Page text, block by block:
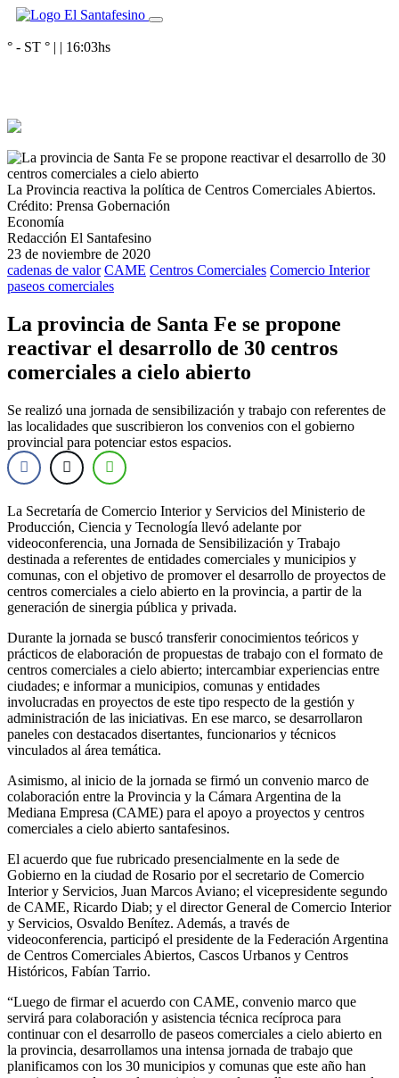
° - ST ° | | 16:03hs
La Provincia reactiva la política de Centros Comerciales Abiertos.
Crédito: Prensa Gobernación
Economía
Redacción El Santafesino
23 de noviembre de 2020
cadenas de valor CAME Centros Comerciales Comercio Interior
paseos comerciales
La provincia de Santa Fe se propone
reactivar el desarrollo de 30 centros
comerciales a cielo abierto
Se realizó una jornada de sensibilización y trabajo con referentes de
las localidades que suscribieron los convenios con el gobierno
provincial para potenciar estos espacios.
La Secretaría de Comercio Interior y Servicios del Ministerio de
Producción, Ciencia y Tecnología llevó adelante por
videoconferencia, una Jornada de Sensibilización y Trabajo
destinada a referentes de entidades comerciales y municipios y
comunas, con el objetivo de promover el desarrollo de proyectos de
centros comerciales a cielo abierto en la provincia, a partir de la
generación de sinergia pública y privada.
Durante la jornada se buscó transferir conocimientos teóricos y
prácticos de elaboración de propuestas de trabajo con el formato de
centros comerciales a cielo abierto; intercambiar experiencias entre
ciudades; e informar a municipios, comunas y entidades
involucradas en proyectos de este tipo respecto de la gestión y
administración de las iniciativas. En ese marco, se desarrollaron
paneles con destacados disertantes, funcionarios y técnicos
vinculados al área temática.
Asimismo, al inicio de la jornada se firmó un convenio marco de
colaboración entre la Provincia y la Cámara Argentina de la
Mediana Empresa (CAME) para el apoyo a proyectos y centros
comerciales a cielo abierto santafesinos.
El acuerdo que fue rubricado presencialmente en la sede de
Gobierno en la ciudad de Rosario por el secretario de Comercio
Interior y Servicios, Juan Marcos Aviano; el vicepresidente segundo
de CAME, Ricardo Diab; y el director General de Comercio Interior
y Servicios, Osvaldo Benítez. Además, a través de
videoconferencia, participó el presidente de la Federación Argentina
de Centros Comerciales Abiertos, Cascos Urbanos y Centros
Históricos, Fabían Tarrio.
“Luego de firmar el acuerdo con CAME, convenio marco que
servirá para colaboración y asistencia técnica recíproca para
continuar con el desarrollo de paseos comerciales a cielo abierto en
la provincia, desarrollamos una intensa jornada de trabajo que
planificamos con los 30 municipios y comunas que este año han